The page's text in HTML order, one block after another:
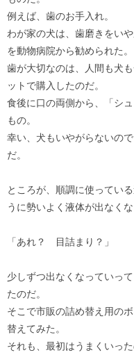
例えば、歯のお手入れ。
わが家の犬は、歯磨きをい
を動物病院から勧められた。
歯が大切なのは、人間も犬
ットで購入したのだ。
食後に口の両側から、「シ
もの。
幸い、犬もいやがらないの
だ。
ところが、順調に使ってい
うに勢いよく液体が出なくな
「あれ？ 目詰まり？」
少しずつ出なくなっていっ
たのだ。
そこで市販の詰め替え用の
替えてみた。
それも、最初はうまくいっ